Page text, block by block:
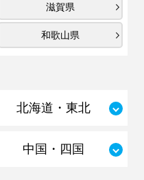
滋賀県
和歌山県
北海道・東北
中国・四国